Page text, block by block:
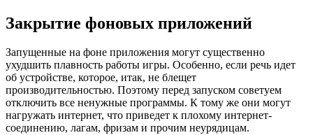
Закрытие фоновых приложений
Запущенные на фоне приложения могут существенно
ухудшить плавность работы игры. Особенно, если речь идет
об устройстве, которое, итак, не блещет
производительностью. Поэтому перед запуском советуем
отключить все ненужные программы. К тому же они могут
нагружать интернет, что приведет к плохому интернет-
соединению, лагам, фризам и прочим неурядицам.